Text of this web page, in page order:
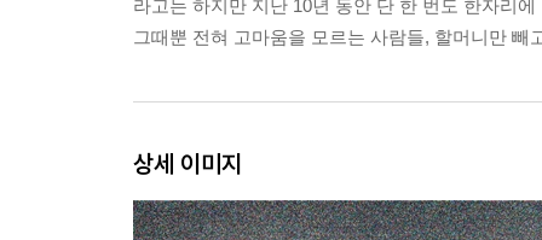
라고는 하지만 지난 10년 동안 단 한 번도 한자리
그때뿐 전혀 고마움을 모르는 사람들, 할머니만
상세 이미지